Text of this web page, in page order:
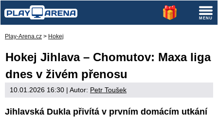
Play-Arena.cz > Hokej
Hokej Jihlava – Chomutov: Maxa liga
dnes v živém přenosu
10.01.2026 16:30 | Autor: Petr Toušek
Jihlavská Dukla přivítá v prvním domácím utkání